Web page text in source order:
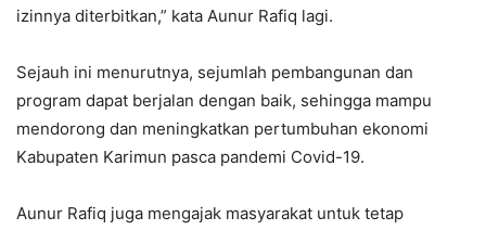
izinnya diterbitkan,” kata Aunur Rafiq lagi.
Sejauh ini menurutnya, sejumlah pembangunan dan
program dapat berjalan dengan baik, sehingga mampu
mendorong dan meningkatkan pertumbuhan ekonomi
Kabupaten Karimun pasca pandemi Covid-19.
Aunur Rafiq juga mengajak masyarakat untuk tetap